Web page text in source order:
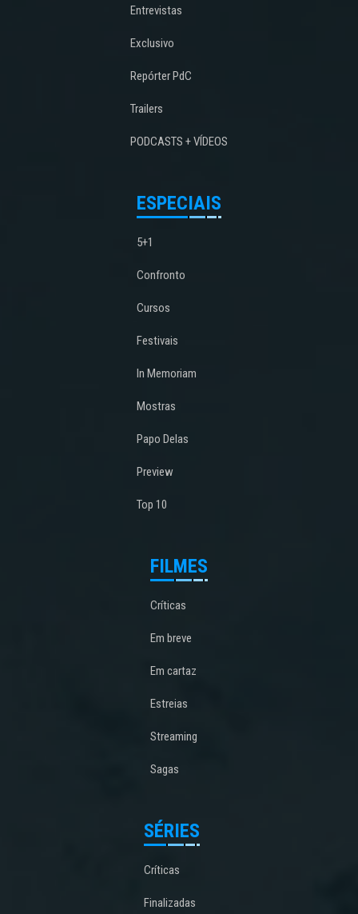
Entrevistas
Exclusivo
Repórter PdC
Trailers
PODCASTS + VÍDEOS
ESPECIAIS
5+1
Confronto
Cursos
Festivais
In Memoriam
Mostras
Papo Delas
Preview
Top 10
FILMES
Críticas
Em breve
Em cartaz
Estreias
Streaming
Sagas
SÉRIES
Críticas
Finalizadas